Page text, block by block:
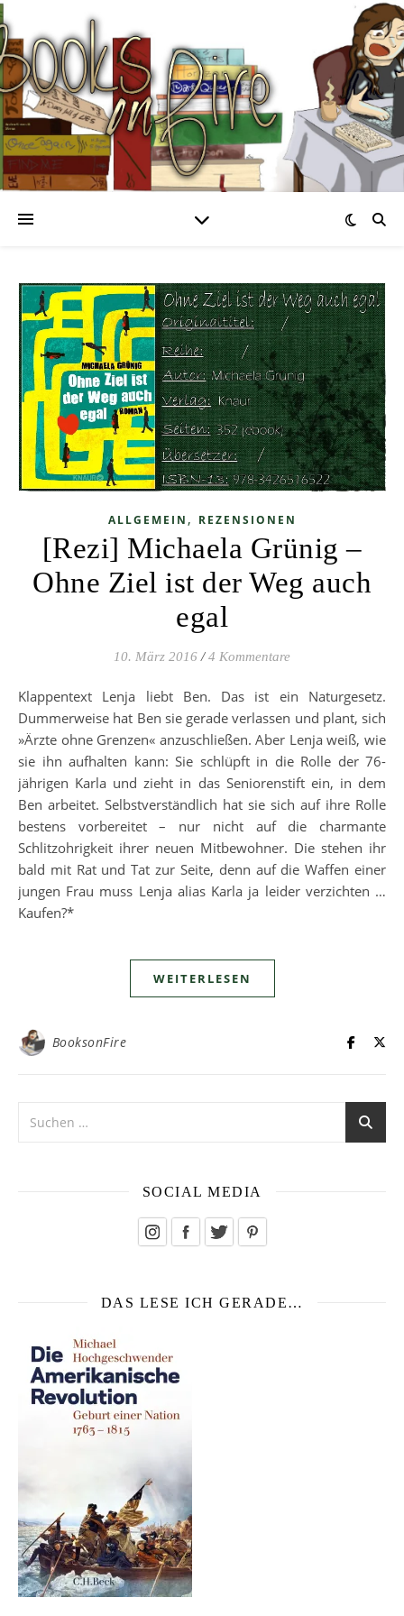
ALLGEMEIN , REZENSIONEN
[Rezi] Michaela Grünig –
Ohne Ziel ist der Weg auch
egal
10. März 2016 / 4 Kommentare
Klappentext Lenja liebt Ben. Das ist ein Naturgesetz.
Dummerweise hat Ben sie gerade verlassen und plant, sich
»Ärzte ohne Grenzen« anzuschließen. Aber Lenja weiß, wie
sie ihn aufhalten kann: Sie schlüpft in die Rolle der 76-
jährigen Karla und zieht in das Seniorenstift ein, in dem
Ben arbeitet. Selbstverständlich hat sie sich auf ihre Rolle
bestens vorbereitet – nur nicht auf die charmante
Schlitzohrigkeit ihrer neuen Mitbewohner. Die stehen ihr
bald mit Rat und Tat zur Seite, denn auf die Waffen einer
jungen Frau muss Lenja alias Karla ja leider verzichten …
Kaufen?*
WEITERLESEN
BooksonFire
SOCIAL MEDIA
DAS LESE ICH GERADE…